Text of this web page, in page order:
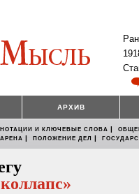
АРХИВ
И КЛЮЧЕВЫЕ СЛОВА |
| ПОЛОЖЕНИЕ ДЕЛ |